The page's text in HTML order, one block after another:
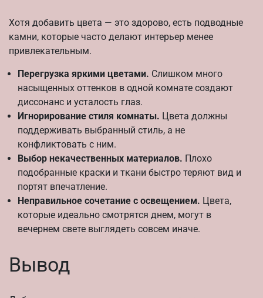
Хотя добавить цвета — это здорово, есть подводные
камни, которые часто делают интерьер менее
привлекательным.
Перегрузка яркими цветами. Слишком много
насыщенных оттенков в одной комнате создают
диссонанс и усталость глаз.
Игнорирование стиля комнаты. Цвета должны
поддерживать выбранный стиль, а не
конфликтовать с ним.
Выбор некачественных материалов. Плохо
подобранные краски и ткани быстро теряют вид и
портят впечатление.
Неправильное сочетание с освещением. Цвета,
которые идеально смотрятся днем, могут в
вечернем свете выглядеть совсем иначе.
Вывод